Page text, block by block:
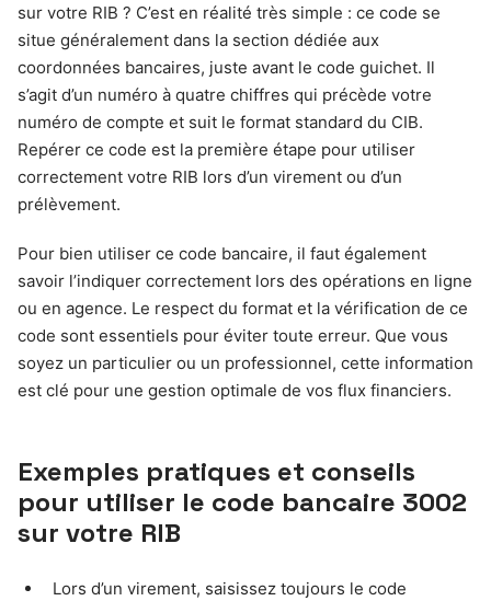
sur votre RIB ? C’est en réalité très simple : ce code se
situe généralement dans la section dédiée aux
coordonnées bancaires, juste avant le code guichet. Il
s’agit d’un numéro à quatre chiffres qui précède votre
numéro de compte et suit le format standard du CIB.
Repérer ce code est la première étape pour utiliser
correctement votre RIB lors d’un virement ou d’un
prélèvement.
Pour bien utiliser ce code bancaire, il faut également
savoir l’indiquer correctement lors des opérations en ligne
ou en agence. Le respect du format et la vérification de ce
code sont essentiels pour éviter toute erreur. Que vous
soyez un particulier ou un professionnel, cette information
est clé pour une gestion optimale de vos flux financiers.
Exemples pratiques et conseils
pour utiliser le code bancaire 3002
sur votre RIB
Lors d’un virement, saisissez toujours le code